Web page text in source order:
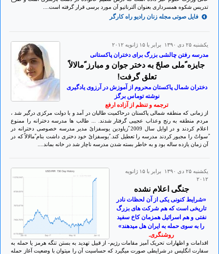
تدریس شکوه همسرداری بعنوان آلترناتیو آن مورد برسی‌ قرار گرفته است....
فایل صوتی مجله زنان رادیو راه کارگر
يكشنبه ۲۵ دی ۱۳۹۰ برابر با ۱۵ ژانويه ۲۰۱۲
مدرسه رفتن چالشی بزرگ برای دختران پاکستانی
جایزه ًملی صلحً به دختر جوان و مبارز ًمالالاً
تعلق گرفت!
دختران شمال پاکستان محروم از آموزش در آرزوی یادگیری
نوشته توماس برگز
ترجمه و تنظم از آزاده ارفع
از زمانی که منطقه شمالی پاکستان درحاکمیت طالبان در آمد و با دولت مرکزی درگیر شد ،
مردم منطقه به رنج وعذاب عجیبی گرفتار شدند. ... طالب ها مدرسه دخترانه را ممنوع
اعلام کردند و در اوایل سال 2009 ًزیاودین یوسفزایً مدیر مدرسه خصوصی دخترانه در
ًسواتً را مجبور کردند مدرسه را تعطیل کند. ًیوسفزایً خود دختری داشت بنام ًمالالاً که در
آن زمان یازده ساله بود و به خاطر بسته شدن مدرسه ناچار شد در خانه بماند....
يكشنبه ۲۵ دی ۱۳۹۰ برابر با ۱۵ ژانويه
۲۰۱۲
جنگی اعلام نشده
«شرايط کنونی يکی از آن لحظات نادر
تاريخی است که هم شرکت های بزرگ
نفتی و هم اسرائيل همزمان کاخ سفيد
را به سوی حمله به ايران هل ميدهند»
روشنگری.
اقدامات و اظهارات تحريک آميز مقامات رژيم- از قبيل تهديد به بستن تنگه هرمز يا حمله به
سفارت انگليس در شرايطی صورت ميگيرد که حساسيت آن را ميتوان با وضعيت آغاز حمله